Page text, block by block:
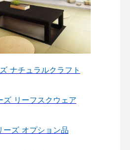
ナチュラルクラフト
ズ リーフスクウェア
ーズ オプション品